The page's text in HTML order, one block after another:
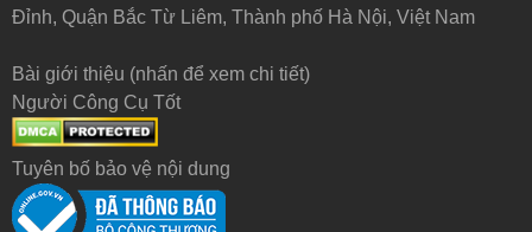
Đỉnh, Quận Bắc Từ Liêm, Thành phố Hà Nội, Việt Nam
Bài giới thiệu (nhấn để xem chi tiết)
Người Công Cụ Tốt
Tuyên bố bảo vệ nội dung